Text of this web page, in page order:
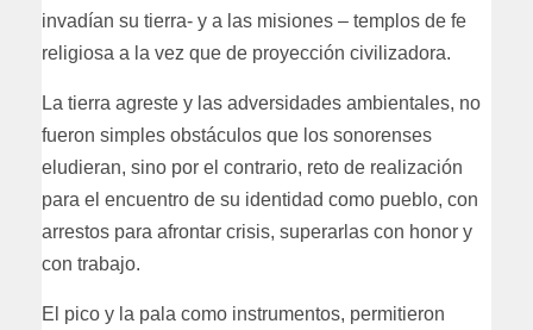
invadían su tierra- y a las misiones – templos de fe
religiosa a la vez que de proyección civilizadora.
La tierra agreste y las adversidades ambientales, no
fueron simples obstáculos que los sonorenses
eludieran, sino por el contrario, reto de realización
para el encuentro de su identidad como pueblo, con
arrestos para afrontar crisis, superarlas con honor y
con trabajo.
El pico y la pala como instrumentos, permitieron